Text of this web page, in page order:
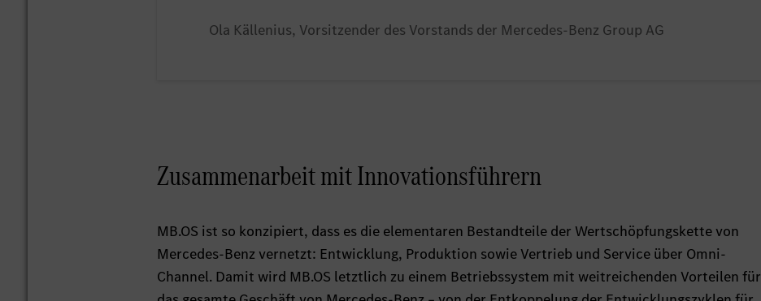
Ola Källenius, Vorsitzender des Vorstands der Mercedes-Benz Group AG
Zusammenarbeit mit Innovationsführern
MB.OS ist so konzipiert, dass es die elementaren Bestandteile der Wertschöpfungskette von
Mercedes-Benz vernetzt: Entwicklung, Produktion sowie Vertrieb und Service über Omni-
Channel. Damit wird MB.OS letztlich zu einem Betriebssystem mit weitreichenden Vorteilen für